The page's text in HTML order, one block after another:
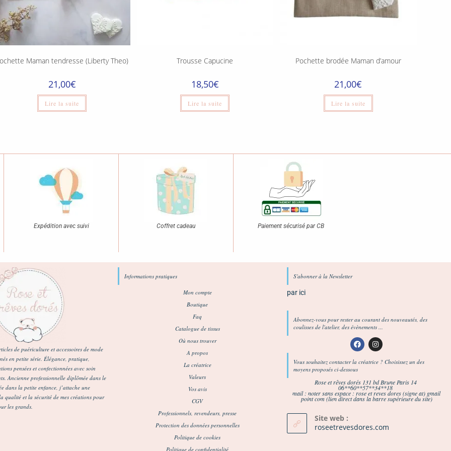
Maman tendresse (Liberty Theo)
21,00€
Lire la suite
Trousse Capucine
18,50€
Lire la suite
Pochette brodée Maman d’amour
21,00€
Lire la suite
Expédition avec suivi Coffret cadeau Paiement sécurisé par CB
de puériculture et accessoires de mode
en petite série. Élégance, pratique,
pensées et confectionnées avec soin
Ancienne professionnelle diplômée dans le
dans la petite enfance, j’attache une
qualité et la sécurité de mes créations pour
les grands.
Informations pratiques
Mon compte
Boutique
Faq
Catalogue de tissus
Où nous trouver
A propos
La créatrice
Valeurs
Vos avis
CGV
Professionnels, revendeurs, presse
Protection des données personnelles
Politique de cookies
Politique de confidentialité
S'abonner à la Newsletter
par ici
Abonnez-vous pour rester au courant des nouveautés, des
coulisses de l'atelier, des évènements ...
Vous souhaitez contacter la créatrice ? Choisissez un des
moyens proposés ci-dessous
Rose et rêves dorés 131 bd Brune Paris 14
06**60**57**34**18
mail : noter sans espace : rose et reves dores (signe at) gmail
point com (lien direct dans la barre supérieure du site)
Site web :
roseetrevesdores.com